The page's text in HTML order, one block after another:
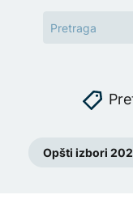
Opšti izbori